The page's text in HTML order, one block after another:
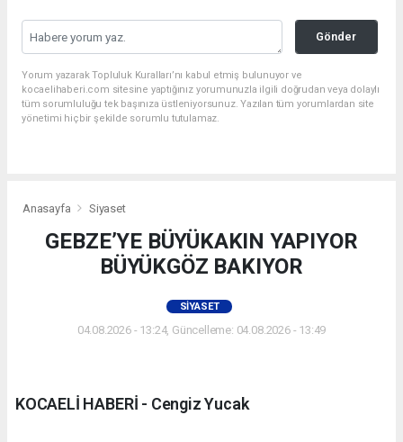
Gönder
Yorum yazarak Topluluk Kuralları’nı kabul etmiş bulunuyor ve
kocaelihaberi.com sitesine yaptığınız yorumunuzla ilgili doğrudan veya dolaylı
tüm sorumluluğu tek başınıza üstleniyorsunuz. Yazılan tüm yorumlardan site
yönetimi hiçbir şekilde sorumlu tutulamaz.
Anasayfa Siyaset
GEBZE’YE BÜYÜKAKIN YAPIYOR
BÜYÜKGÖZ BAKIYOR
SIYASET
04.08.2026 - 13:24, Güncelleme: 04.08.2026 - 13:49
KOCAELİ HABERİ - Cengiz Yucak